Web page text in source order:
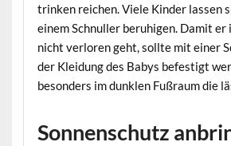
trinken reichen. Viele Kinder lassen
einem Schnuller beruhigen. Damit er
nicht verloren geht, sollte mit einer
der Kleidung des Babys befestigt
besonders im dunklen Fußraum die
Sonnenschutz